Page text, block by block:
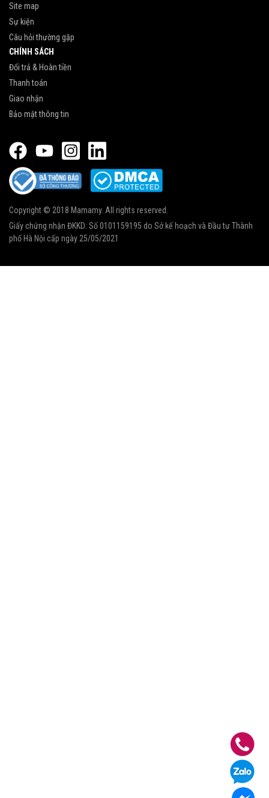
Site map
Sự kiện
Câu hỏi thường gặp
CHÍNH SÁCH
Đổi trả & Hoàn tiền
Thanh toán
Giao nhận
Bảo mật thông tin
Copyright © 2018 Mamamy. All rights reserved.
Giấy chứng nhận ĐKKD: Số 0101159195 do Sở kế hoạch và Đầu tư Thành
phố Hà Nội cấp ngày 25/05/2021